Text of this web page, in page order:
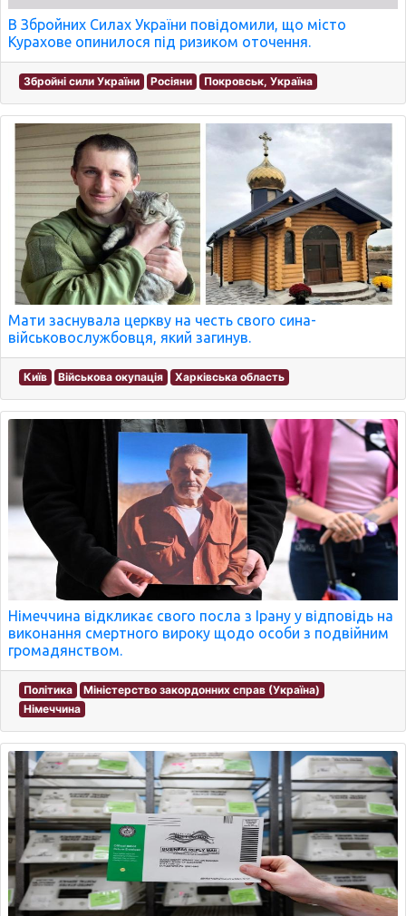
В Збройних Силах України повідомили, що місто
Курахове опинилося під ризиком оточення.
Збройні сили України Росіяни Покровськ, Україна
Мати заснувала церкву на честь свого сина-
військовослужбовця, який загинув.
Київ Військова окупація Харківська область
Німеччина відкликає свого посла з Ірану у відповідь на
виконання смертного вироку щодо особи з подвійним
громадянством.
Політика
Міністерство закордонних справ (Україна)
Німеччина